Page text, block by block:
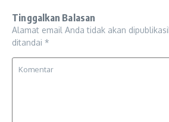
Tinggalkan Balasan
Alamat email Anda tidak akan
ditandai *